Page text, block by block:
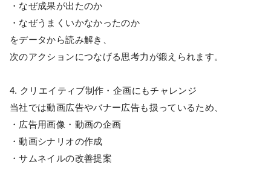
・なぜ成果が出たのか
・なぜうまくいかなかったのか
をデータから読み解き、
次のアクションにつなげる思考力が鍛えられます。
4. クリエイティブ制作・企画にもチャレンジ
当社では動画広告やバナー広告も扱っているため、
・広告用画像・動画の企画
・動画シナリオの作成
・サムネイルの改善提案